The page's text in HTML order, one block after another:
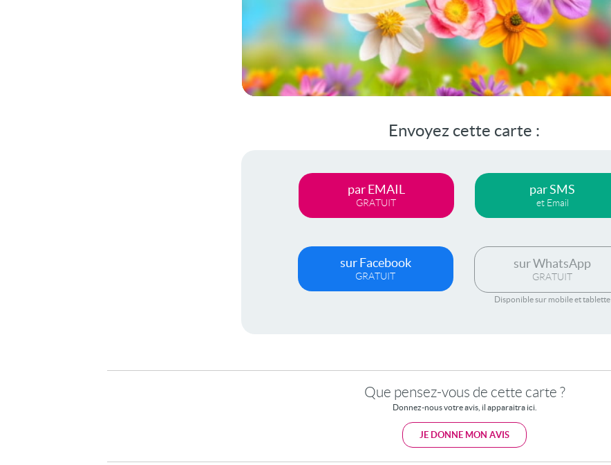
la
vidéo
Envoyez cette carte :
par EMAIL
GRATUIT
par SMS
et Email
sur Facebook
GRATUIT
sur WhatsApp
GRATUIT
Disponible sur mobile et tablette
Que pensez-vous de cette carte ?
Donnez-nous votre avis, il apparaitra ici.
JE DONNE MON AVIS